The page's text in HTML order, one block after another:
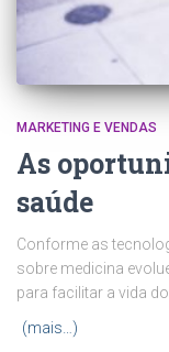
MARKETING E VENDAS
As
saúde
Conforme as
sobre medicina
para facilitar a vida
(mais…)